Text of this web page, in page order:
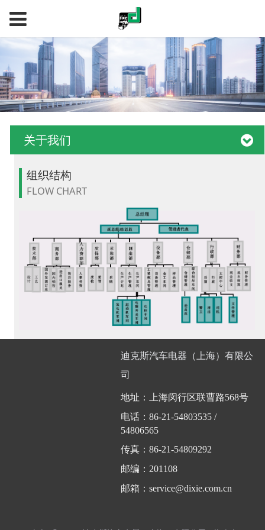
关于我们
组织结构
FLOW CHART
迪克斯汽车电器（上海）有限公
司
地址：
上海闵行区联曹路568号
电话： 86-21-54803535 /
54806565
传真： 86-21-54809292
邮编： 201108
邮箱： service@dixie.com.cn